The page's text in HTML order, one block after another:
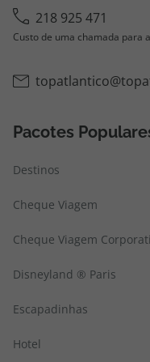
218 925 471
Custo de uma chamada para
Pacotes
Destinos
Cheque Viagem
Cheque Viagem
Disneyland ® Paris
Escapadinhas
Hotel